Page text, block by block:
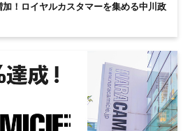
！ ロイヤルカスタマーを集める中川政